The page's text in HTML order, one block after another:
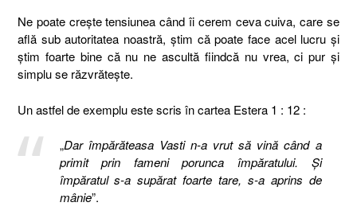
Ne poate crește tensiunea când îi cerem ceva cuiva, care se
află sub autoritatea noastră, știm că poate face acel lucru și
știm foarte bine că nu ne ascultă fiindcă nu vrea, ci pur și
simplu se răzvrătește.
Un astfel de exemplu este scris în cartea Estera 1 : 12 :
„Dar împărăteasa Vasti n-a vrut să vină când a
primit prin fameni porunca împăratului. Şi
împăratul s-a supărat foarte tare, s-a aprins de
mânie”.